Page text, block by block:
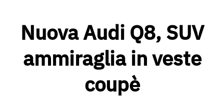
Nuova Audi Q8, SUV
ammiraglia in veste
coupè